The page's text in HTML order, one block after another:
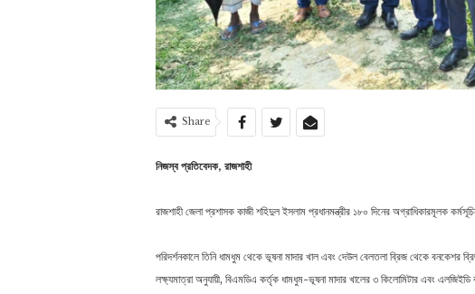
Share
নিজস্ব প্রতিবেদক, রাজশাহী
রাজশাহী জেলা প্রশাসক কাজী শহিদুল ইসলাম প্রধানমন্ত্রীর ১৮০ দিনের অগ্রাধিকারমূলক
পরিদর্শনকালে তিনি ধামধুম থেকে ভূষনা মাদার খাল এবং দেউল বেলতলা ব্রিজ থেকে বনকেশর
লক্ষ্যমাত্রা অনুযায়ী, বিএমডিএ কর্তৃক ধামধুম-ভূষনা মাদার খালের ৩ কিলোমিটার এবং